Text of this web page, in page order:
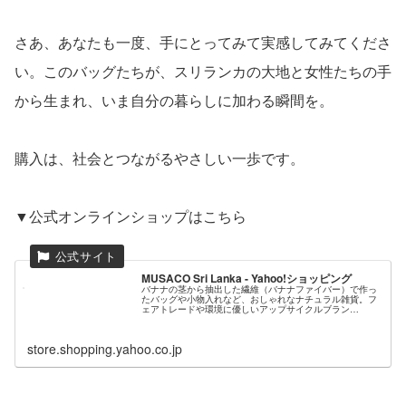
さあ、あなたも一度、手にとってみて実感してみてくださ
い。このバッグたちが、スリランカの大地と女性たちの手
から生まれ、いま自分の暮らしに加わる瞬間を。
購入は、社会とつながるやさしい一歩です。
▼公式オンラインショップはこちら
MUSACO Sri Lanka - Yahoo!ショッピング
バナナの茎から抽出した繊維（バナナファイバー）で作っ
たバッグや小物入れなど、おしゃれなナチュラル雑貨。フ
ェアトレードや環境に優しいアップサイクルブラン
store.shopping.yahoo.co.jp